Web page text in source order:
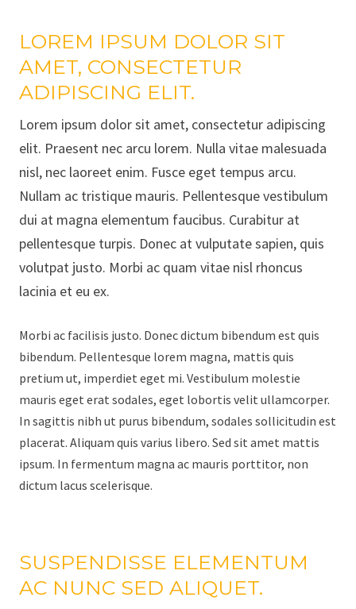
LOREM IPSUM DOLOR SIT
AMET, CONSECTETUR
ADIPISCING ELIT.
Lorem ipsum dolor sit amet, consectetur adipiscing
elit. Praesent nec arcu lorem. Nulla vitae malesuada
nisl, nec laoreet enim. Fusce eget tempus arcu.
Nullam ac tristique mauris. Pellentesque vestibulum
dui at magna elementum faucibus. Curabitur at
pellentesque turpis. Donec at vulputate sapien, quis
volutpat justo. Morbi ac quam vitae nisl rhoncus
lacinia et eu ex.
Morbi ac facilisis justo. Donec dictum bibendum est quis
bibendum. Pellentesque lorem magna, mattis quis
pretium ut, imperdiet eget mi. Vestibulum molestie
mauris eget erat sodales, eget lobortis velit ullamcorper.
In sagittis nibh ut purus bibendum, sodales sollicitudin est
placerat. Aliquam quis varius libero. Sed sit amet mattis
ipsum. In fermentum magna ac mauris porttitor, non
dictum lacus scelerisque.
SUSPENDISSE ELEMENTUM
AC NUNC SED ALIQUET.